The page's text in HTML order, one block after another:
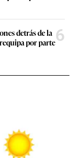
detrás de la
por parte6